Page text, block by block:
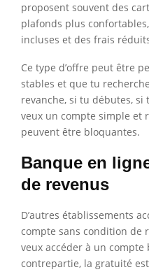
proposent souvent des
plafonds plus
incluses et des frais
Ce type d’offre peut être
stables et que tu
revanche, si tu débutes,
veux un compte simple et
peuvent être bloquantes.
Banque en
de revenus
D’autres établissements
compte sans condition de
veux accéder à un
contrepartie, la gratuité